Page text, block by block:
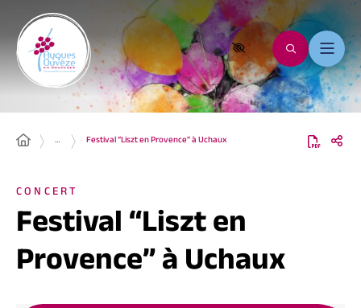
… Festival “Liszt en Provence” à Uchaux
CONCERT
Festival “Liszt en
Provence” à Uchaux